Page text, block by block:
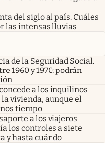
del siglo al país. Cuáles
las intensas lluvias
de la Seguridad Social.
1960 y 1970: podrán
a los inquilinos
vivienda, aunque el
tiempo
a los viajeros
los controles a siete
y hasta cuándo